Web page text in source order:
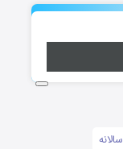
سالانه